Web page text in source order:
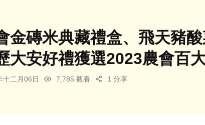
金磚米典藏禮盒、飛天豬
大安好禮獲選2023農會百
十二月06日 7,785 觀看 1 分享